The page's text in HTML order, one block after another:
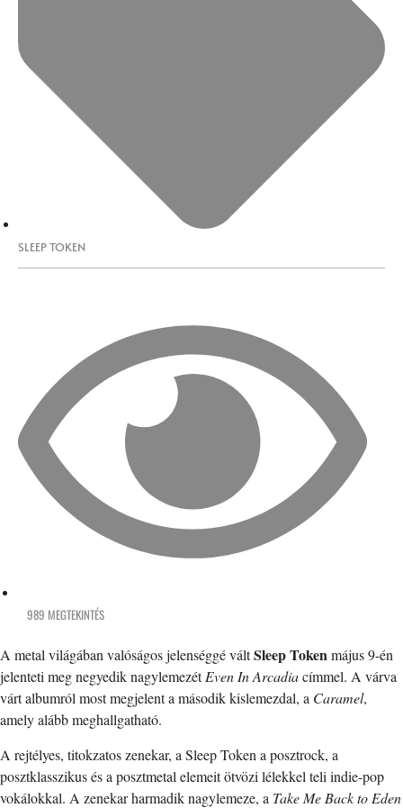
SLEEP TOKEN
989 MEGTEKINTÉS
A metal világában valóságos jelenséggé váltSleep Tokenmájus 9-én
jelenteti meg negyedik nagylemezétEven In Arcadiacímmel. A várva
várt albumról most megjelent a második kislemezdal, a Caramel,
amely alább meghallgatható.
A rejtélyes, titokzatos zenekar, a Sleep Token a posztrock, a
posztklasszikus és a posztmetal elemeit ötvözi lélekkel teli indie-pop
vokálokkal. A zenekar harmadik nagylemeze, a Take Me Back to Eden